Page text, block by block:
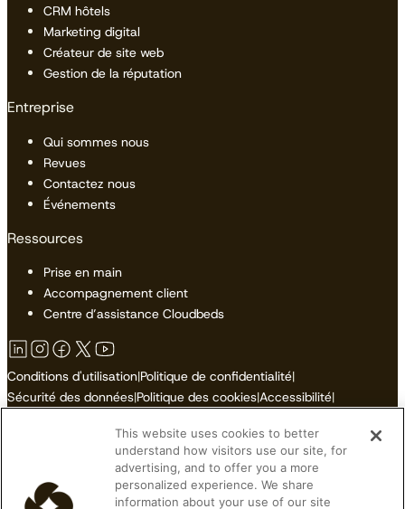
CRM hôtels
Marketing digital
Créateur de site web
Gestion de la réputation
Entreprise
Qui sommes nous
Revues
Contactez nous
Événements
Ressources
Prise en main
Accompagnement client
Centre d’assistance Cloudbeds
Conditions d'utilisation|Politique de confidentialité|
Sécurité des données|Politique des cookies|Accessibilité|
Ne pas vendre ni partager mes informations personnelles
This website uses cookies to better
understand how visitors use our site, for
advertising, and to offer you a more
personalized experience. We share
information about your use of our site